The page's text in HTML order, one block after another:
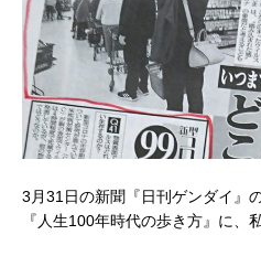
3月31日の新聞『日刊ゲンダイ』
『人生100年時代の歩き方』に、